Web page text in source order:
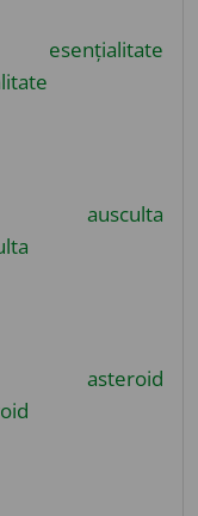
esențialitate
ausculta
asteroid